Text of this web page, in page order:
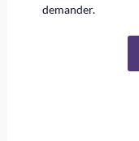
demander.